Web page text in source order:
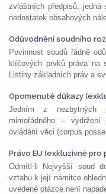
zvláštních předpisů,
nedostatek obsahových
Odůvodnění soudního
Povinnost soudů řádně
klíčových prvků práva na
Listiny základních práv a
Opomenuté důkazy
Jedním z nezbytných
mimořádného –
ovládání věci (corpus
Právo EU (exkluzivně
Odmítl-li Nejvyšší soud
vztahu k její námitce
uvedené otázce není